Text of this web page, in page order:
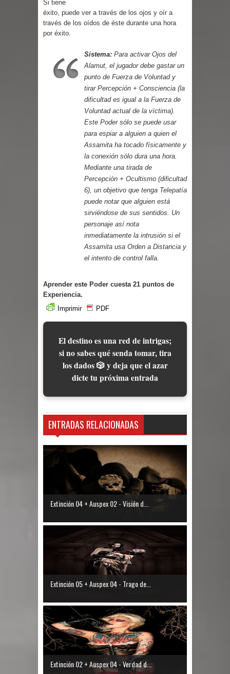
Si tiene
éxito, puede ver a través de los ojos y oír a
través de los oídos de éste durante una hora
por éxito.
Sistema: Para activar Ojos del
Alamut, el jugador debe gastar un
punto de Fuerza de Voluntad y
tirar Percepción + Consciencia (la
dificultad es igual a la Fuerza de
Voluntad actual de la víctima).
Este Poder sólo se puede usar
para espiar a alguien a quien el
Assamita ha tocado físicamente y
la conexión sólo dura una hora.
Mediante una tirada de
Percepción + Ocultismo (dificultad
6), un objetivo que tenga Telepatía
puede notar que alguien está
sirviéndose de sus sentidos. Un
personaje así nota
inmediatamente la intrusión si el
Assamita usa Orden a Distancia y
el intento de control falla.
Aprender este Poder cuesta 21 puntos de
Experiencia.
Imprimir
PDF
El destino es una red de intrigas;
si no sabes qué senda tomar, tira
los dados 🎲 y deja que el azar
dicte tu próxima entrada
ENTRADAS RELACIONADAS
Extinción 04 + Auspex 02 - Visión d...
Extinción 05 + Auspex 04 - Trago de...
Extinción 02 + Auspex 04 - Verdad d...